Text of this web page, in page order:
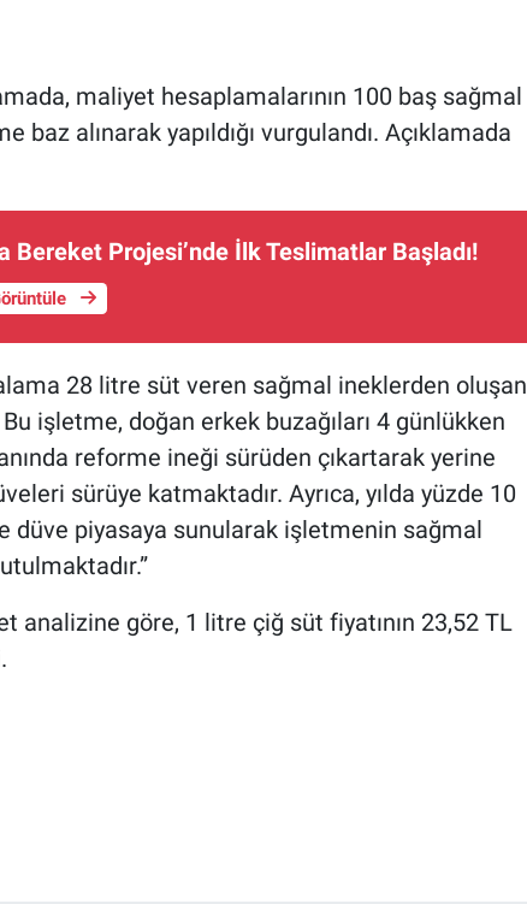
maliyet hesaplamalarının 100 baş sağmal
alınarak yapıldığı vurgulandı. Açıklamada
Bereket Projesi’nde İlk Teslimatlar Başladı!
28 litre süt veren sağmal ineklerden oluşan
işletme, doğan erkek buzağıları 4 günlükken
reforme ineği sürüden çıkartarak yerine
sürüye katmaktadır. Ayrıca, yılda yüzde 10
düve piyasaya sunularak işletmenin sağmal
analizine göre, 1 litre çiğ süt fiyatının 23,52 TL